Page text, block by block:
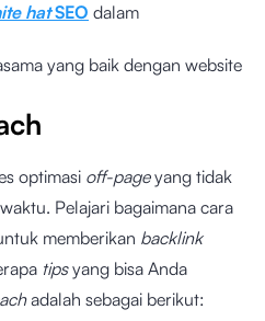
hatSEO dalam
yang baik dengan website
optimasi off-pageyang tidak
Pelajari bagaimana cara
memberikan backlink
tipsyang bisa Anda
adalah sebagai berikut: